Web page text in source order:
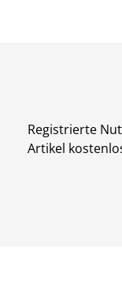
Registrierte
Artikel